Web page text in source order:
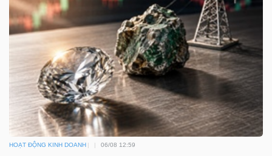
HOẠT ĐỘNG KINH DOANH 06/08 12:59
Dữ
chính